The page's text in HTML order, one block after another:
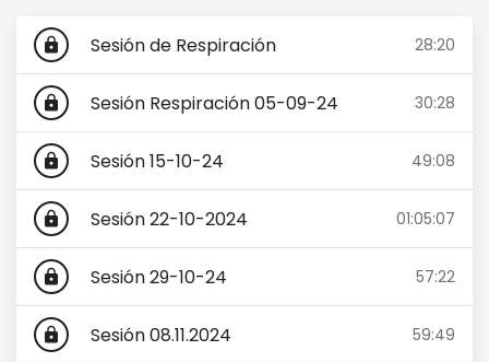
lock Sesión de Respiración 28:20
lock Sesión Respiración 05-09-24 30:28
lock Sesión 15-10-24 49:08
lock Sesión 22-10-2024 01:05:07
lock Sesión 29-10-24 57:22
lock Sesión 08.11.2024 59:49